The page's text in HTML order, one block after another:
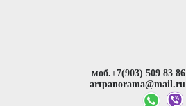
моб.+7(903) 509 83 86
artpanorama@mail.ru